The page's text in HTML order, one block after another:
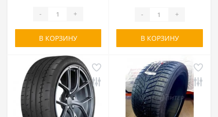
- +
В КОРЗИНУ
- +
В КОРЗИНУ